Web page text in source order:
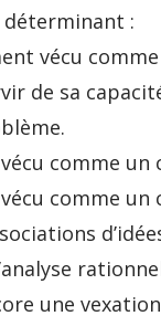
déterminant :
vécu
de sa
vécu comme
vécu comme
une